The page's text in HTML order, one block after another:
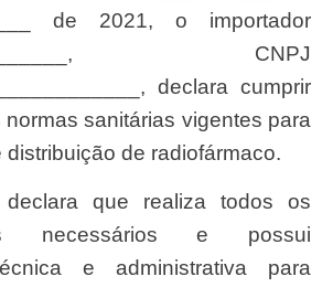
de 2021, o importador
CNPJ
declara cumprir
sanitárias vigentes para
distribuição de radiofármaco.
necessários e possui
e administrativa para